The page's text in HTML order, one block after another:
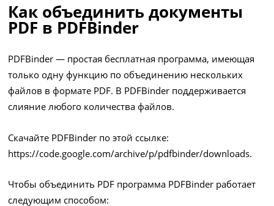
Как объединить документы
PDF в PDFBinder
PDFBinder — простая бесплатная программа, имеющая
только одну функцию по объединению нескольких
файлов в формате PDF. В PDFBinder поддерживается
слияние любого количества файлов.
Скачайте PDFBinder по этой ссылке:
https://code.google.com/archive/p/pdfbinder/downloads.
Чтобы объединить PDF программа PDFBinder работает
следующим способом: